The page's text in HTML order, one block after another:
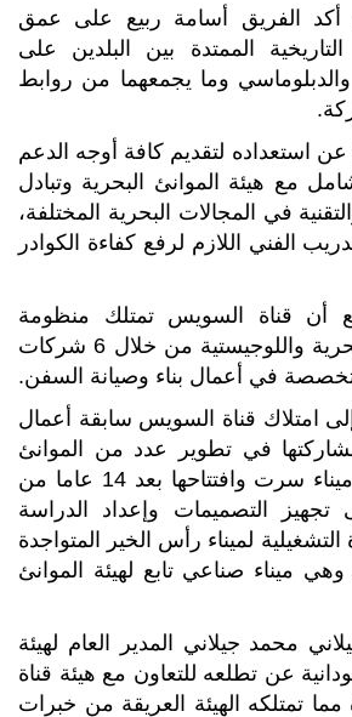
أكد الفريق أسامة ربيع على عمق
الممتدة بين البلدين على
وما يجمعهما من روابط
استعداده لتقديم كافة أوجه الدعم
مع هيئة الموانئ البحرية وتبادل
في المجالات البحرية المختلفة،
الفني اللازم لرفع كفاءة الكوادر
أن قناة السويس تمتلك منظومة
متكاملة للأعمال البحرية واللوجيستية من خلال 6 شركات
امتلاك قناة السويس سابقة أعمال
في تطوير عدد من الموانئ
العربية منها تطوير ميناء سرت وافتتاحها بعد 14 عاما من
تجهيز التصميمات وإعداد الدراسة
لميناء رأس الخير المتواجدة
ميناء صناعي تابع لهيئة الموانئ
محمد جيلاني المدير العام لهيئة
عن تطلعه للتعاون مع هيئة قناة
تمتلكه الهيئة العريقة من خبرات